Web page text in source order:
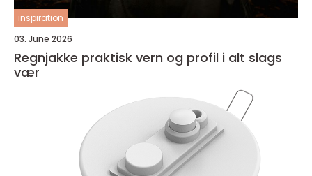
inspiration
03. June 2026
Regnjakke praktisk vern og profil i alt slags
vær